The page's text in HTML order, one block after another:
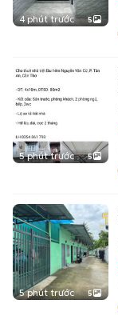
4 phút trước 5
5 phút trước 5
5 phút trước 5